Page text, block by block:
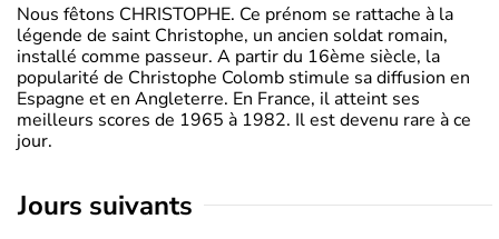
Nous fêtons CHRISTOPHE. Ce prénom se rattache à la
légende de saint Christophe, un ancien soldat romain,
installé comme passeur. A partir du 16ème siècle, la
popularité de Christophe Colomb stimule sa diffusion en
Espagne et en Angleterre. En France, il atteint ses
meilleurs scores de 1965 à 1982. Il est devenu rare à ce
jour.
jours suivants